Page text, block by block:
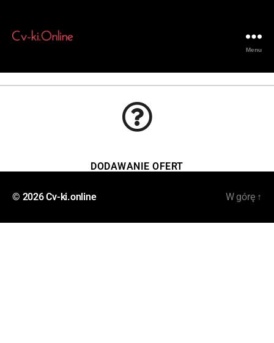
Menu
DODAWANIE OFERT
© 2026Cv-ki.online W górę ↑